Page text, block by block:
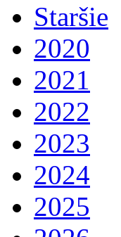
Staršie
2020
2021
2022
2023
2024
2025